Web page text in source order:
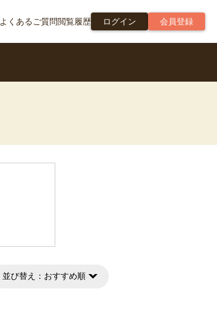
よくあるご質問閲覧履歴 ログイン 会員登録
並び替え： おすすめ順